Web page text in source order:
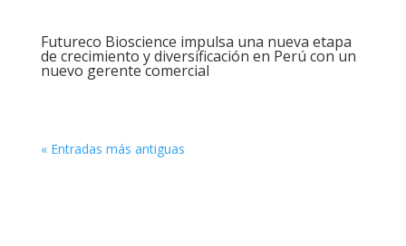
Futureco Bioscience impulsa una nueva etapa
de crecimiento y diversificación en Perú con un
nuevo gerente comercial
« Entradas más antiguas